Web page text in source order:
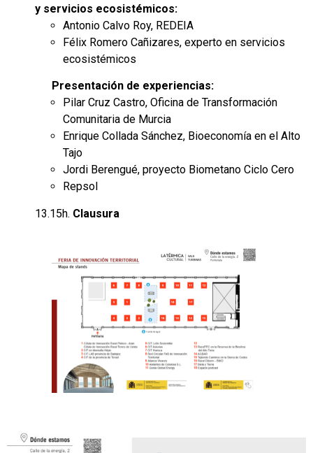
y servicios ecosistémicos:
Antonio Calvo Roy, REDEIA
Félix Romero Cañizares, experto en servicios
ecosistémicos
Presentación de experiencias:
Pilar Cruz Castro, Oficina de Transformación
Comunitaria de Murcia
Enrique Collada Sánchez, Bioeconomía en el Alto
Tajo
Jordi Berengué, proyecto Biometano Ciclo Cero
Repsol
13.15h. Clausura